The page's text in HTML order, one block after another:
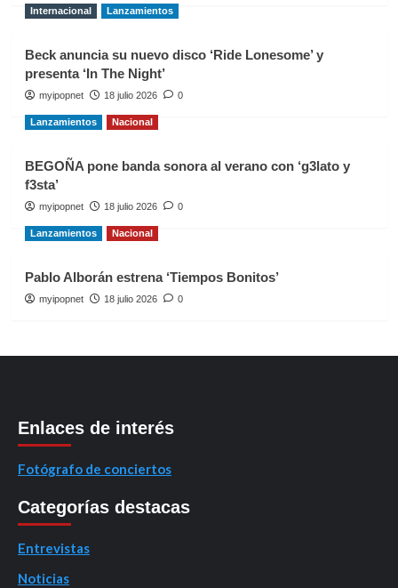
Internacional Lanzamientos
Beck anuncia su nuevo disco ‘Ride Lonesome’ y
presenta ‘In The Night’
myipopnet 18 julio 2026 0
Lanzamientos Nacional
BEGOÑA pone banda sonora al verano con ‘g3lato y
f3sta’
myipopnet 18 julio 2026 0
Lanzamientos Nacional
Pablo Alborán estrena ‘Tiempos Bonitos’
myipopnet 18 julio 2026 0
Enlaces de interés
Fotógrafo de conciertos
Categorías destacas
Entrevistas
Noticias